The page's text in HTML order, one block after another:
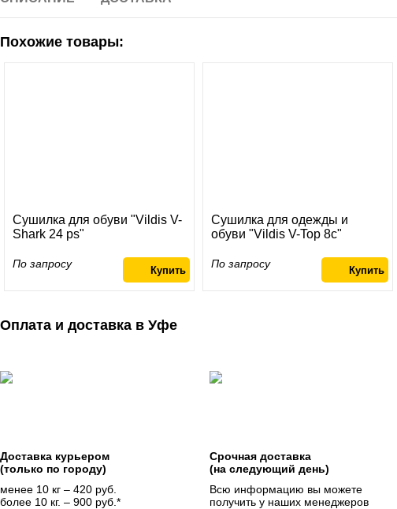
Похожие товары:
Сушилка для обуви "Vildis V-
Shark 24 ps"
По запросу
Сушилка для одежды и
обуви "Vildis V-Top 8c"
По запросу
Оплата и доставка в Уфе
Доставка курьером
(только по городу)
менее 10 кг – 420 руб.
более 10 кг. – 900 руб.*
Срочная доставка
(на следующий день)
Всю информацию вы можете
получить у наших менеджеров